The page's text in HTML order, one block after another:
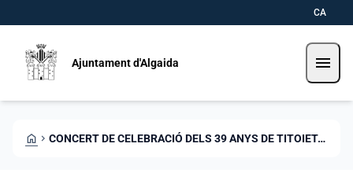
CA
Ajuntament d'Algaida menu
HOME CHEVRON_RIGHT CONCERT DE CELEBRACIÓ DELS 39 ANYS DE TITOIETA RÀDIO